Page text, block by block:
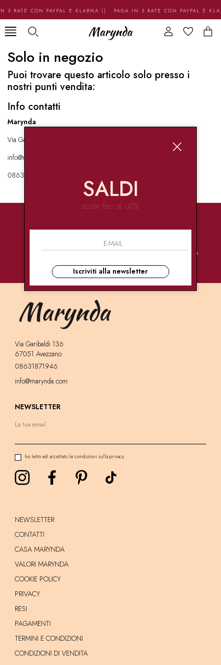
3 RATE CON PAYPAL E KLARNA || PAGA IN 3 RATE CON PAYPAL E
Solo in negozio
Puoi trovare questo articolo solo presso i
nostri punti vendita:
Info contatti
Marynda
Via Garibaldi 136 67051 Avezzano
info@marynda.com
08631871946
PAGAMENTI
CONSEGNE
ULTRA RAPIDE
ASSISTENZA
Via Garibaldi 136
67051 Avezzano
08631871946
info@marynda.com
NEWSLETTER
ho letto ed accettato le condizioni sulla privacy.
NEWSLETTER
CONTATTI
CASA MARYNDA
VALORI MARYNDA
COOKIE POLICY
PRIVACY
RESI
PAGAMENTI
TERMINI E CONDIZIONI
CONDIZIONI DI VENDITA
SALDI
sconti fino al -60%
Iscriviti alla newsletter